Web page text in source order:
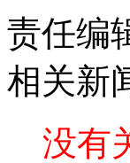
责任编
相关新
没有